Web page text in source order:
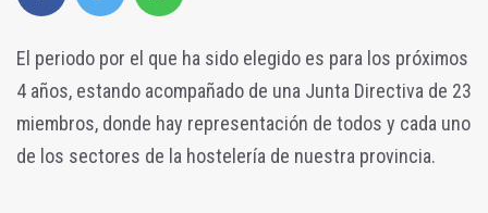
El periodo por el que ha sido elegido es para los próximos
4 años, estando acompañado de una Junta Directiva de 23
miembros, donde hay representación de todos y cada uno
de los sectores de la hostelería de nuestra provincia.